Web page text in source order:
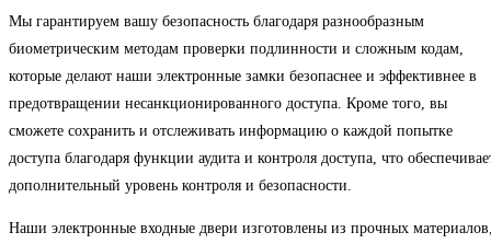
Мы гарантируем вашу безопасность благодаря разнообразным
биометрическим методам проверки подлинности и сложным кодам,
которые делают наши электронные замки безопаснее и эффективнее в
предотвращении несанкционированного доступа. Кроме того, вы
сможете сохранить и отслеживать информацию о каждой попытке
доступа благодаря функции аудита и контроля доступа, что
дополнительный уровень контроля и безопасности.
Наши электронные входные двери изготовлены из прочных